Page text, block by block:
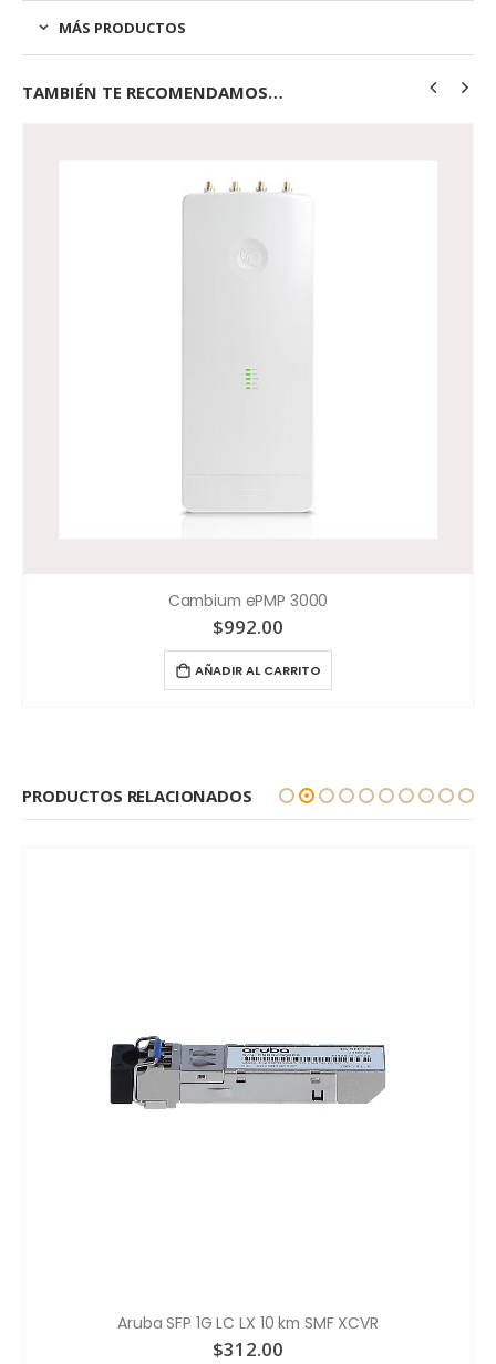
MÁS PRODUCTOS
TAMBIÉN TE RECOMENDAMOS…
Cambium ePMP 3000
$992.00
AÑADIR AL CARRITO
PRODUCTOS RELACIONADOS
Aruba SFP 1G LC LX 10 km SMF XCVR
$312.00